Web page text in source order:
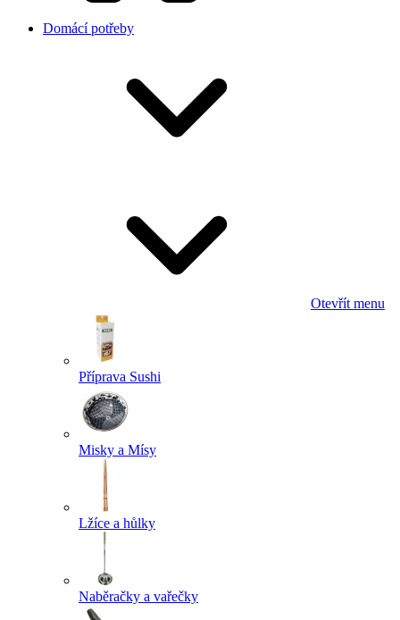
Domácí potřeby
Otevřít menu
Příprava Sushi
Misky a Mísy
Lžíce a hůlky
Naběračky a vařečky